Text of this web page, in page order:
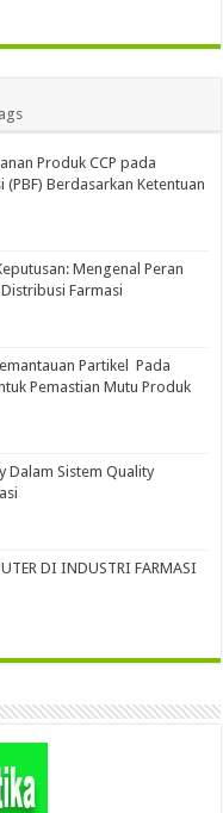
Produk CCP pada
Berdasarkan Ketentuan
Mengenal Peran
Farmasi
Partikel Pada
Pemastian Mutu Produk
Dalam Sistem Quality
DI INDUSTRI FARMASI